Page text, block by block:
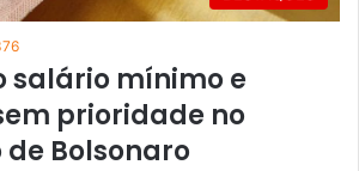
salário mínimo e
prioridade no
Bolsonaro